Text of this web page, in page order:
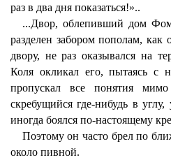
раз в два дня показаться!»..
...Двор, облепивший дом
разделен забором пополам,
двору, не раз оказывался на
Коля окликал его, пытаясь с
пропускал все понятия
скребущийся где-нибудь в
иногда боялся по-настоящему
Поэтому он часто брел по
около пивной.